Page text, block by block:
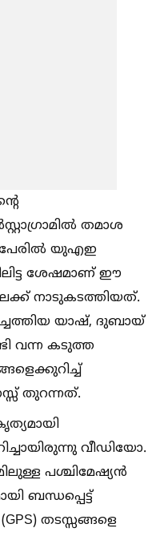
തമാശ
പേരില്‍ യുഎഇ
ശേഷമാണ് ഈ
നാടുകടത്തിയത്.
യാഷ്, ദുബായ്
വന്ന കടുത്ത
തുറന്നത്.
വീഡിയോ.
പശ്ചിമേഷ്യൻ
ബന്ധപ്പെട്ട്
തടസ്സങ്ങളെ